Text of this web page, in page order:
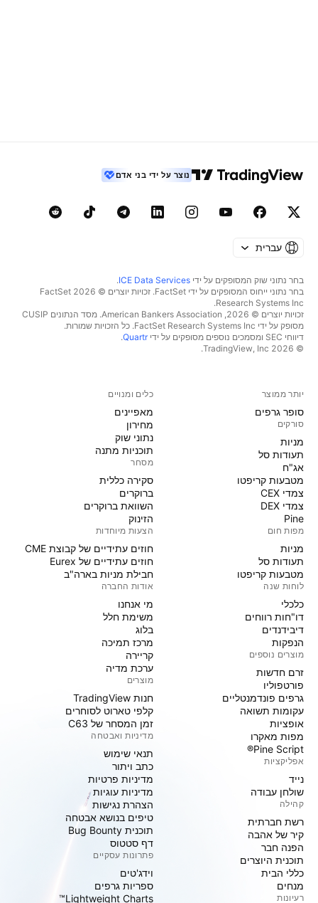
נוצר על ידי בני אדם
עברית
בחר נתוני שוק המסופקים על ידי ICE Data Services
.
בחר נתוני ייחוס המסופקים על ידי FactSet. זכויות יוצרים © 2026 ‏FactSet
Research Systems Inc.‏
זכויות יוצרים © 2026, ‏American Bankers Association. מסד הנתונים CUSIP
מסופק על ידי FactSet Research Systems Inc. כל הזכויות שמורות.
דיווחי SEC ומסמכים נוספים מסופקים על ידי
Quartr
.
© 2026 ‏TradingView, Inc.‏
יותר ממוצר
סופר גרפים
סורקים
מניות‏
תעודות סל
אג"ח
מטבעות קריפטו
צמדי CEX
צמדי DEX
Pine
מפות חום
מניות‏
תעודות סל
מטבעות קריפטו
לוחות שנה
כלכלי
דו"חות רווחים
דיבידנדים
הנפקות
מוצרים נוספים
זרם חדשות
פורטפוליו
גרפים פונדמנטליים
עקומות תשואה
אופציות
מפות מאקרו
Pine Script®
אפליקציות
נייד
שולחן עבודה
קהילה
רשת חברתית
קיר של אהבה
הפנה חבר
תוכנית היוצרים
כללי הבית
מנחים
רעיונות
כלים ומנויים
מאפיינים
מחירון
נתוני שוק
תוכניות מתנה
מסחר
סקירה כללית
ברוקרים
השוואת ברוקרים
הזינוק
הצעות מיוחדות
חוזים עתידיים של קבוצת CME
חוזים עתידיים של Eurex
חבילת מניות בארה"ב
אודות החברה
מי אנחנו
משימת חלל
בלוג
מרכז תמיכה
קריירה
ערכת מדיה
מוצרים
חנות TradingView
קלפי טארוט לסוחרים
זמן המסחר של C63
מדיניות ואבטחה
תנאי שימוש
כתב ויתור
מדיניות פרטיות
מדיניות עוגיות
הצהרת נגישות
טיפים בנושא אבטחה
תוכנית Bug Bounty
דף סטטוס
פתרונות עסקיים
וידג'טים
ספריות גרפים
Lightweight Charts™